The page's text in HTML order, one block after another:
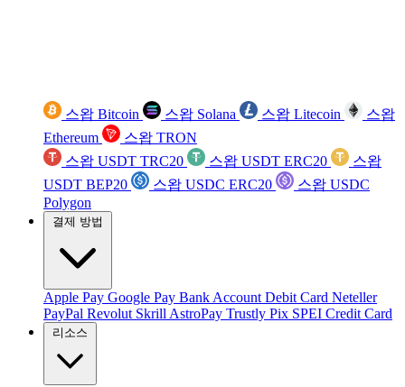
스왑 Bitcoin 스왑 Solana 스왑 Litecoin
스왑
Ethereum
스왑 TRON
스왑 USDT TRC20
스왑 USDT ERC20
스왑
USDT BEP20
스왑 USDC ERC20
스왑 USDC
Polygon
결제 방법
Apple Pay Google Pay Bank Account Debit Card Neteller
PayPal Revolut Skrill AstroPay Trustly Pix SPEI Credit Card
리소스